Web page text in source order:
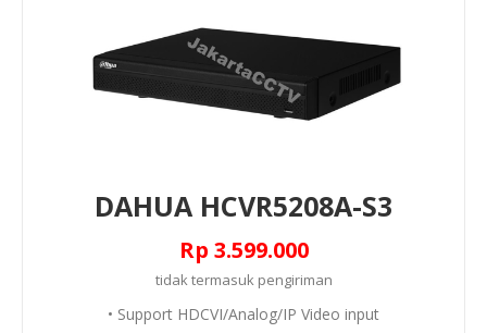
DAHUA HCVR5208A-S3
Rp 3.599.000
tidak termasuk pengiriman
• Support HDCVI/Analog/IP Video input